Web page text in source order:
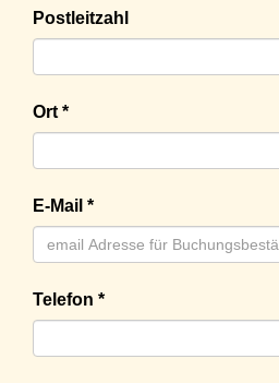
Postleitzahl
Ort *
E-Mail *
Telefon *